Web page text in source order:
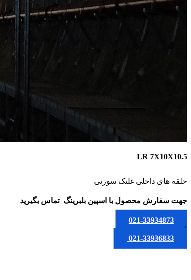
LR 7X10X10.5
حلقه های داخلی غلتک سوزنی
جهت سفارش محصول با اسپین بلبرینگ تماس بگیرید
021-33934873
یا
021-33936833